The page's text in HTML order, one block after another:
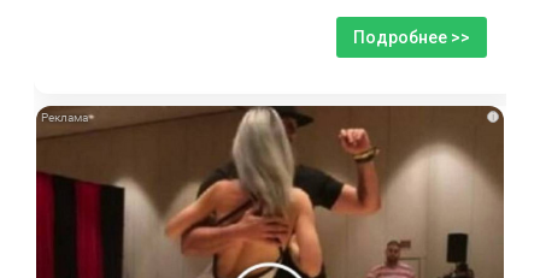
Подробнее >>
i